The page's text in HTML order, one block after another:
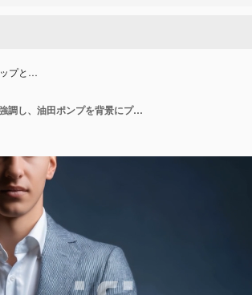
プと…
エネルギセクターにおけるリーダーシップと決意を強調し、油田ポンプを背景にプロのスーツを着てポーズをとる自信に満ちたビジネスマン